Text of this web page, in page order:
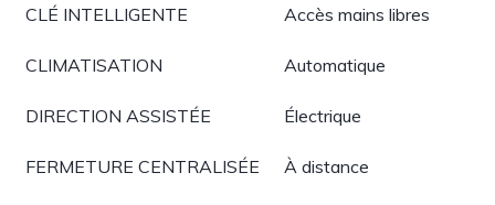
CLÉ INTELLIGENTE Accès mains libres
CLIMATISATION Automatique
DIRECTION ASSISTÉE Électrique
FERMETURE CENTRALISÉE À distance